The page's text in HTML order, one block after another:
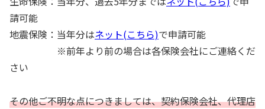
請可能
地震保険：当年分はネット(こちら)で申請可能
※前年より前の場合は各保険会社にご連絡くだ
さい
その他ご不明な点につきましては、契約保険会社、代理店